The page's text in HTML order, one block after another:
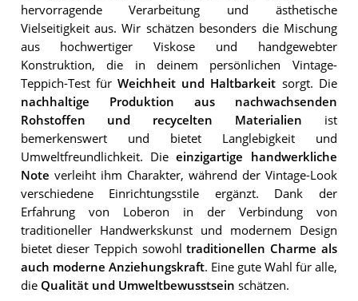
hervorragende Verarbeitung und ästhetische
Vielseitigkeit aus. Wir schätzen besonders die Mischung
aus hochwertiger Viskose und handgewebter
Konstruktion, die in deinem persönlichen Vintage-
Teppich-Test fürWeichheit und Haltbarkeit sorgt. Die
nachhaltige Produktion aus nachwachsenden
Rohstoffen und recycelten Materialien ist
bemerkenswert und bietet Langlebigkeit und
Umweltfreundlichkeit. Dieeinzigartige handwerkliche
Note verleiht ihm Charakter, während der Vintage-Look
verschiedene Einrichtungsstile ergänzt. Dank der
Erfahrung von Loberon in der Verbindung von
traditioneller Handwerkskunst und modernem Design
bietet dieser Teppich sowohltraditionellen Charme als
auch moderne Anziehungskraft. Eine gute Wahl für alle,
die Qualität und Umweltbewusstsein schätzen.